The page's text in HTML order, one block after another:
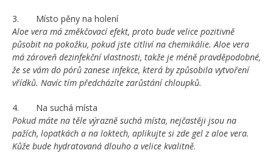
3. Místo pěny na holení
Aloe vera má změkčovací efekt, proto bude velice pozitivně
působit na pokožku, pokud jste citliví na chemikálie. Aloe vera
má zároveň dezinfekční vlastnosti, takže je méně pravděpodobné,
že se vám do pórů zanese infekce, která by způsobila vytvoření
vřídků. Navíc tím předcházíte zarůstání chloupků.
4. Na suchá místa
Pokud máte na těle výrazně suchá místa, nejčastěji jsou na
pažích, lopatkách a na loktech, aplikujte si zde gel z aloe vera.
Kůže bude hydratovaná dlouho a velice kvalitně.